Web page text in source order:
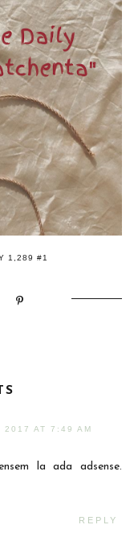
1,289 #1
2017 AT 7:49 AM
la ada adsense.
REPLY